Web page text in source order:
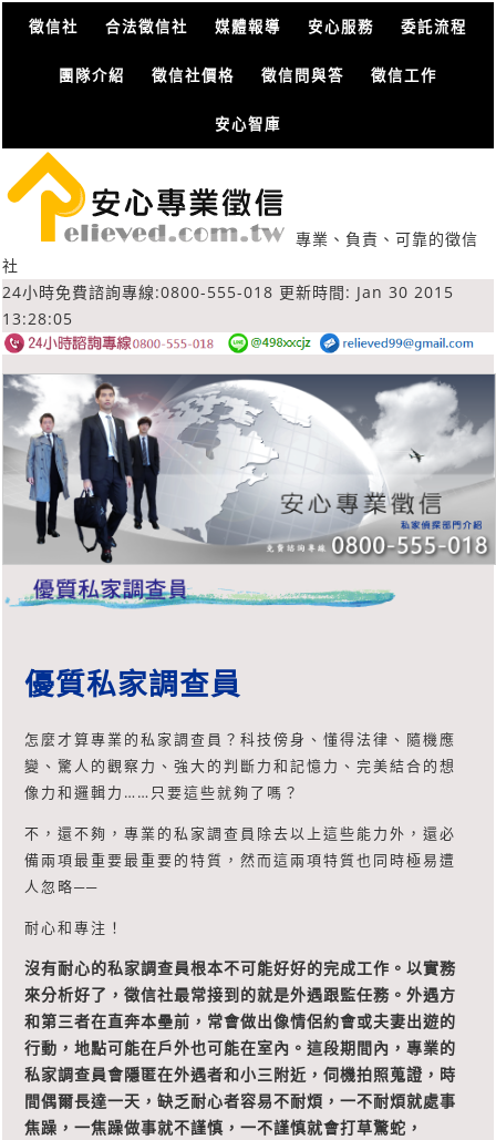
徵信社 合法徵信社 媒體報導 安心服務 委託流程
團隊介紹 徵信社價格 徵信問與答 徵信工作
安心智庫
專業、負責、可靠的徵信
社
24小時免費諮詢專線:0800-555-018 更新時間: Jan 30 2015
13:28:05
優質私家調查員
怎麼才算專業的私家調查員？科技傍身、懂得法律、隨機應
變、驚人的觀察力、強大的判斷力和記憶力、完美結合的想
像力和邏輯力……只要這些就夠了嗎？
不，還不夠，專業的私家調查員除去以上這些能力外，還必
備兩項最重要最重要的特質，然而這兩項特質也同時極易遭
人忽略──
耐心和專注！
沒有耐心的私家調查員根本不可能好好的完成工作。以實務
來分析好了，徵信社最常接到的就是外遇跟監任務。外遇方
和第三者在直奔本壘前，常會做出像情侶約會或夫妻出遊的
行動，地點可能在戶外也可能在室內。這段期間內，專業的
私家調查員會隱匿在外遇者和小三附近，伺機拍照蒐證，時
間偶爾長達一天，缺乏耐心者容易不耐煩，一不耐煩就處事
焦躁，一焦躁做事就不謹慎，一不謹慎就會打草驚蛇，